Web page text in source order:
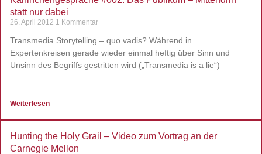
statt nur dabei
26. April 2012 1 Kommentar
Transmedia Storytelling – quo vadis? Während in
Expertenkreisen gerade wieder einmal heftig über Sinn und
Unsinn des Begriffs gestritten wird („Transmedia is a lie“) –
Weiterlesen
Hunting the Holy Grail – Video zum Vortrag an der
Carnegie Mellon